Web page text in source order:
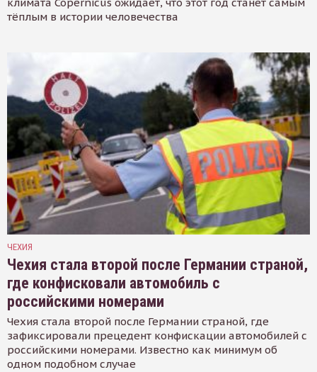
климата Copernicus ожидает, что этот год станет самым
тёплым в истории человечества
ЧЕХИЯ
Чехия стала второй после Германии страной,
где конфисковали автомобиль с
российскими номерами
Чехия стала второй после Германии страной, где
зафиксировали прецедент конфискации автомобилей с
российскими номерами. Известно как минимум об
одном подобном случае